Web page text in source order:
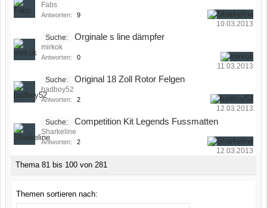
Fabs
Antworten: 9
10.03.2013
Suche: Orginale s line dämpfer
mirkok
Antworten: 0
11.03.2013
Suche: Original 18 Zoll Rotor Felgen
badboy52
Antworten: 2
12.03.2013
Suche: Competition Kit Legends Fussmatten
Sharkeline
Antworten: 2
12.03.2013
Thema 81 bis 100 von 281
Themen sortieren nach: